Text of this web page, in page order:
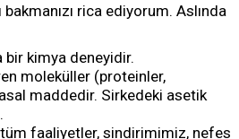
rica ediyorum. Aslında
bir kimya deneyidir.
moleküller (proteinler,
maddedir. Sirkedeki asetik
faaliyetler, sindirimimiz, nefes